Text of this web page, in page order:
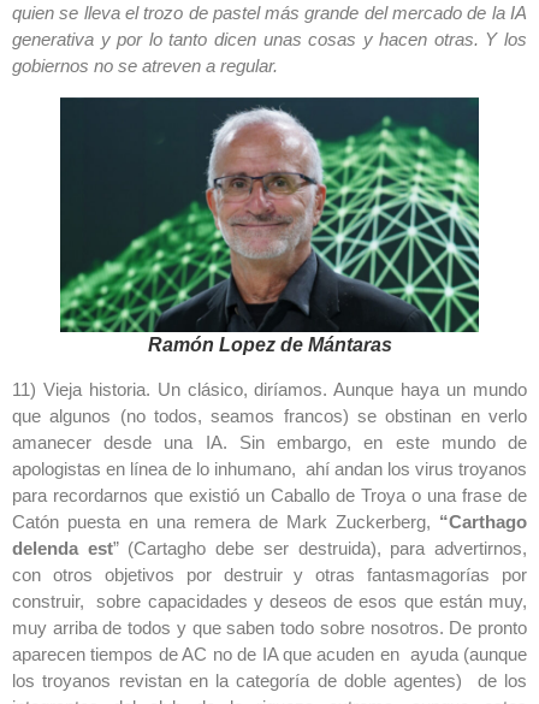
quien se lleva el trozo de pastel más grande del mercado de la IA
generativa y por lo tanto dicen unas cosas y hacen otras. Y los
gobiernos no se atreven a regular.
Ramón Lopez de Mántaras
11) Vieja historia. Un clásico, diríamos. Aunque haya un mundo
que algunos (no todos, seamos francos) se obstinan en verlo
amanecer desde una IA. Sin embargo, en este mundo de
apologistas en línea de lo inhumano, ahí andan los virus troyanos
para recordarnos que existió un Caballo de Troya o una frase de
Catón puesta en una remera de Mark Zuckerberg, “Carthago
delenda est” (Cartagho debe ser destruida), para advertirnos,
con otros objetivos por destruir y otras fantasmagorías por
construir, sobre capacidades y deseos de esos que están muy,
muy arriba de todos y que saben todo sobre nosotros. De pronto
aparecen tiempos de AC no de IA que acuden en ayuda (aunque
los troyanos revistan en la categoría de doble agentes) de los